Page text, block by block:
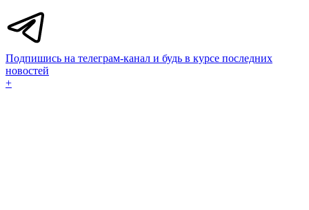
Подпишись на телеграм-канал и будь в курсе последних
новостей
+